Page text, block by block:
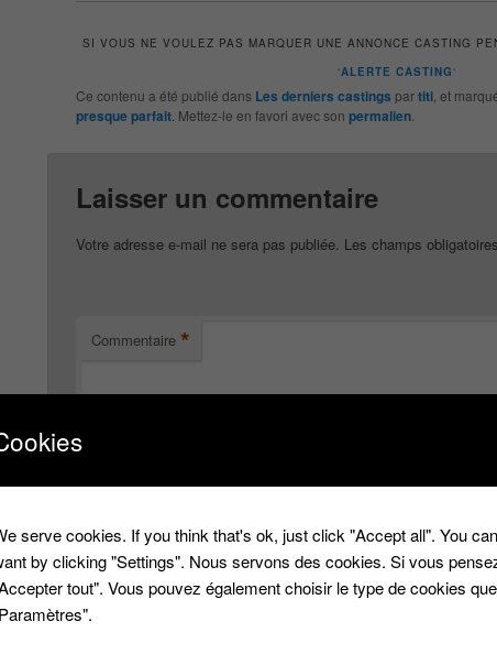
SI VOUS NE VOULEZ PAS MARQUER UNE ANNONCE CASTING
‘ALERTE CASTING‘
Ce contenu a été publié dans Les derniers castings partiti, et
presque parfait. Mettez-le en favori avec son permalien.
Laisser un commentaire
Votre adresse e-mail ne sera pas publiée. Les champs
Commentaire *
serve cookies. If you think that's ok, just click "Accept all". You
by clicking "Settings". Nous servons des cookies. Si vous
tout". Vous pouvez également choisir le type de cookies